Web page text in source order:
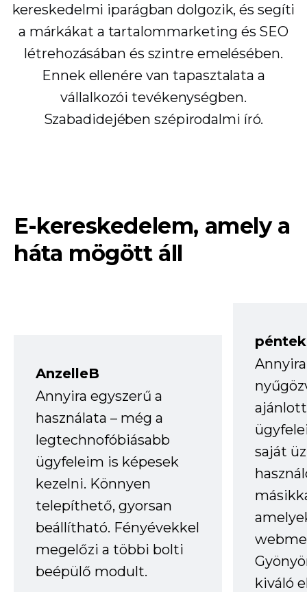
kereskedelmi iparágban dolgozik, és segíti
a márkákat a tartalommarketing és SEO
létrehozásában és szintre emelésében.
Ennek ellenére van tapasztalata a
vállalkozói tevékenységben.
Szabadidejében szépirodalmi író.
E-kereskedelem, amely a
háta mögött áll
AnzelleB
Annyira egyszerű a
használata – még a
legtechnofóbiásabb
ügyfeleim is képesek
kezelni. Könnyen
telepíthető, gyorsan
beállítható. Fényévekkel
megelőzi a többi bolti
beépülő modult.
saját
kiváló